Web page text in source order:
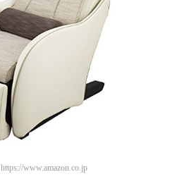
https://www.amazon.co.jp